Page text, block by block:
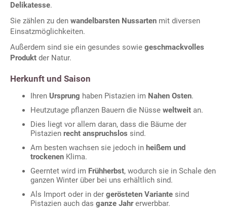
Delikatesse.
Sie zählen zu den wandelbarsten Nussarten mit diversen
Einsatzmöglichkeiten.
Außerdem sind sie ein gesundes sowie geschmackvolles
Produkt der Natur.
Herkunft und Saison
Ihren Ursprung haben Pistazien im Nahen Osten.
Heutzutage pflanzen Bauern die Nüsse weltweit an.
Dies liegt vor allem daran, dass die Bäume der
Pistazien recht anspruchslos sind.
Am besten wachsen sie jedoch in heißem und
trockenen Klima.
Geerntet wird im Frühherbst, wodurch sie in Schale den
ganzen Winter über bei uns erhältlich sind.
Als Import oder in der gerösteten Variante sind
Pistazien auch das ganze Jahrerwerbbar.